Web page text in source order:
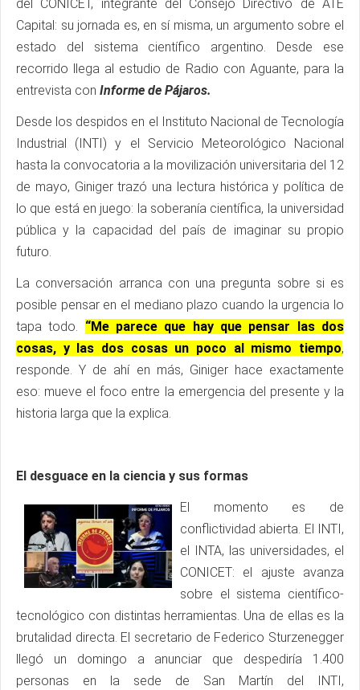
del CONICET, integrante del Consejo Directivo de ATE
Capital: su jornada es, en sí misma, un argumento sobre el
estado del sistema científico argentino. Desde ese
recorrido llega al estudio de Radio con Aguante, para la
entrevista con Informe de Pájaros.
Desde los despidos en el Instituto Nacional de Tecnología
Industrial (INTI) y el Servicio Meteorológico Nacional
hasta la convocatoria a la movilización universitaria del 12
de mayo, Giniger trazó una lectura histórica y política de
lo que está en juego: la soberanía científica, la universidad
pública y la capacidad del país de imaginar su propio
futuro.
La conversación arranca con una pregunta sobre si es
posible pensar en el mediano plazo cuando la urgencia lo
tapa todo. “Me parece que hay que pensar las dos
cosas, y las dos cosas un poco al mismo tiempo,
responde. Y de ahí en más, Giniger hace exactamente
eso: mueve el foco entre la emergencia del presente y la
historia larga que la explica.
El desguace en la ciencia y sus formas
El momento es de
conflictividad abierta. El INTI,
el INTA, las universidades, el
CONICET: el ajuste avanza
sobre el sistema científico-
tecnológico con distintas herramientas. Una de ellas es la
brutalidad directa. El secretario de Federico Sturzenegger
llegó un domingo a anunciar que despediría 1.400
personas en la sede de San Martín del INTI,